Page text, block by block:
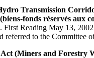
Transmission
fonds réservés aux
Reading May 13,
referred to the Committee
(Miners and Forestry